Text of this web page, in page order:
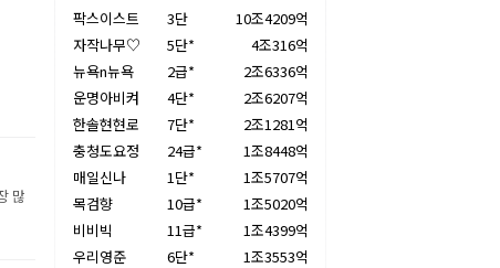
많
팍스이스트 3단
10조4209억
자작나무♡
5단*
4조316억
뉴욕n뉴욕
2급*
2조6336억
운명아비켜
4단*
2조6207억
한솔현현로
7단*
2조1281억
충청도요정
24급*
1조8448억
매일신나
1단*
1조5707억
목검향
10급*
1조5020억
비비빅
11급*
1조4399억
우리영준
6단*
1조3553억